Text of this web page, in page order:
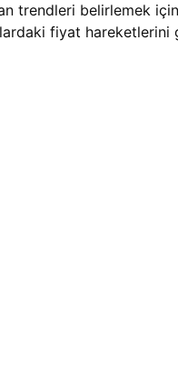
trendleri belirlemek
fiyat hareketlerini